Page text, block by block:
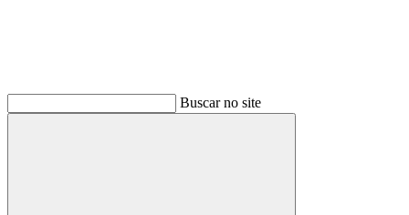
Buscar no site